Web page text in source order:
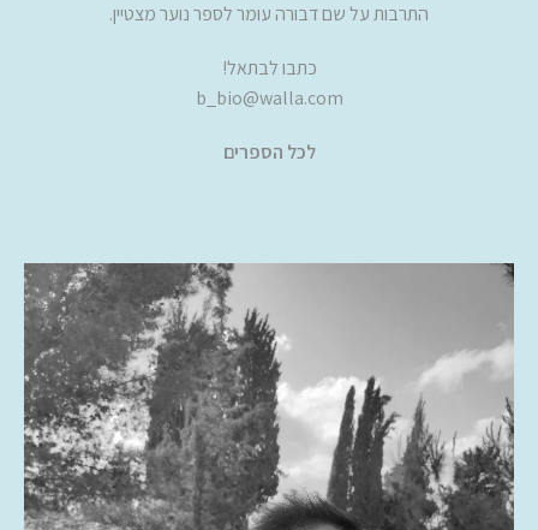
התרבות על שם דבורה עומר לספר נוער מצטיין.
כתבו לבתאל!
b_bio@walla.com
לכל הספרים